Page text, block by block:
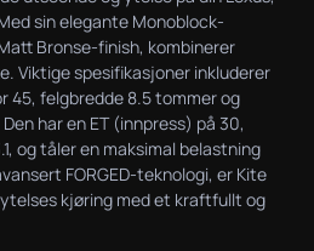
sin elegante Monoblock-
Bronse-finish, kombinerer
Viktige spesifikasjoner inkluderer
45, felgbredde 8.5 tommer og
har en ET (innpress) på 30,
og tåler en maksimal belastning
FORGED-teknologi, er Kite
kjøring med et kraftfullt og